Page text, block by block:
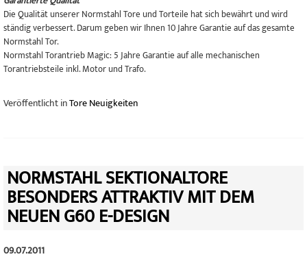
Die Qualität unserer Normstahl Tore und Torteile hat sichbewährt und wird
ständig verbessert. Darumgeben wir Ihnen 10 Jahre Garantie auf dasgesamte
Normstahl Tor.
Normstahl Torantrieb Magic: 5 Jahre Garantie auf alle mechanischen
Torantriebsteile inkl.Motor und Trafo.
Veröffentlicht inTore Neuigkeiten
NORMSTAHL SEKTIONALTORE
BESONDERS ATTRAKTIV MIT DEM
NEUEN G60 E-DESIGN
09.07.2011